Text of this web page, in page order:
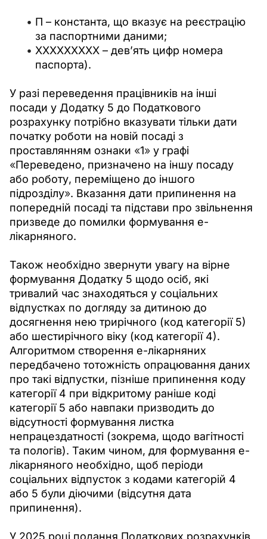
П – константа, що вказує на реєстрацію
за паспортними даними;
ХХХХХХХХХ – дев’ять цифр номера
паспорта).
У разі переведення працівників на інші
посади у Додатку 5 до Податкового
розрахунку потрібно вказувати тільки дати
початку роботи на новій посаді з
проставлянням ознаки «1» у графі
«Переведено, призначено на іншу посаду
або роботу, переміщено до іншого
підрозділу». Вказання дати припинення на
попередній посаді та підстави про звільнення
призведе до помилки формування е-
лікарняного.
Також необхідно звернути увагу на вірне
формування Додатку 5 щодо осіб, які
тривалий час знаходяться у соціальних
відпустках по догляду за дитиною до
досягнення нею трирічного (код категорії 5)
або шестирічного віку (код категорії 4).
Алгоритмом створення е-лікарняних
передбачено тотожність опрацювання даних
про такі відпустки, пізніше припинення коду
категорії 4 при відкритому раніше коді
категорії 5 або навпаки призводить до
відсутності формування листка
непрацездатності (зокрема, щодо вагітності
та пологів). Таким чином, для формування е-
лікарняного необхідно, щоб періоди
соціальних відпусток з кодами категорій 4
або 5 були діючими (відсутня дата
припинення).
У 2025 році подання Податкових розрахунків